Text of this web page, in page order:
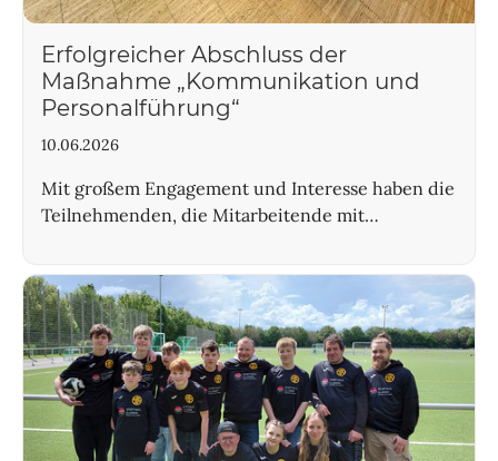
Erfolgreicher Abschluss der
Maßnahme „Kommunikation und
Personalführung“
10.06.2026
Mit großem Engagement und Interesse haben die
Teilnehmenden, die Mitarbeitende mit…